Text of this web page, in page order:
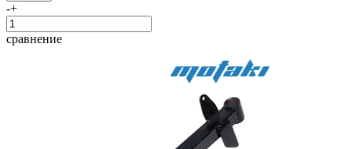
-+
сравнение